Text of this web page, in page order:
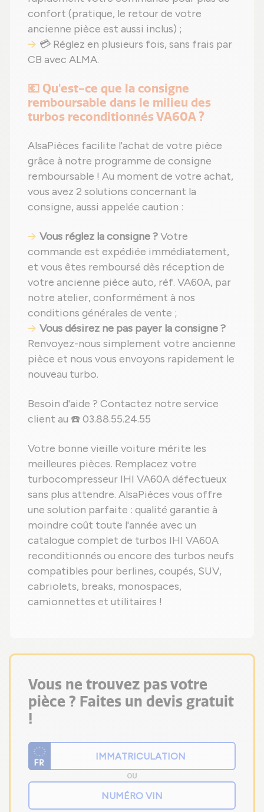
confort (pratique, le retour de votre
ancienne pièce est aussi inclus) ;
💳 Réglez en plusieurs fois, sans frais par
CB avec ALMA.
💶 Qu'est-ce que la consigne
remboursable dans le milieu des
turbos reconditionnés VA60A ?
AlsaPièces facilite l'achat de votre pièce
grâce à notre programme de consigne
remboursable ! Au moment de votre achat,
vous avez 2 solutions concernant la
consigne, aussi appelée caution :
Vous réglez la consigne ?Votre
commande est expédiée immédiatement,
et vous êtes remboursé dès réception de
votre ancienne pièce auto, réf. VA60A, par
notre atelier, conformément à nos
conditions générales de vente ;
Vous désirez ne pas payer la consigne ?
Renvoyez-nous simplement votre ancienne
pièce et nous vous envoyons rapidement le
nouveau turbo.
Besoin d'aide ? Contactez notre service
client au ☎️ 03.88.55.24.55
Votre bonne vieille voiture mérite les
meilleures pièces. Remplacez votre
turbocompresseur IHI VA60A défectueux
sans plus attendre. AlsaPièces vous offre
une solution parfaite : qualité garantie à
moindre coût toute l'année avec un
catalogue complet de turbos IHI VA60A
reconditionnés ou encore des turbos neufs
compatibles pour berlines, coupés, SUV,
cabriolets, breaks, monospaces,
camionnettes et utilitaires !
Vous ne trouvez pas votre
pièce ? Faites un devis gratuit
!
OU